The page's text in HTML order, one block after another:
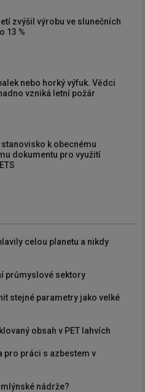
zvýšil výrobu ve slunečních
13 %
nebo horký výfuk. Vědci
vzniká letní požár
stanovisko k obecnému
dokumentu pro využití
celou planetu a nikdy
průmyslové sektory
stejné parametry jako velké
obsah v PET lahvích
pro práci s azbestem v
nádrže?